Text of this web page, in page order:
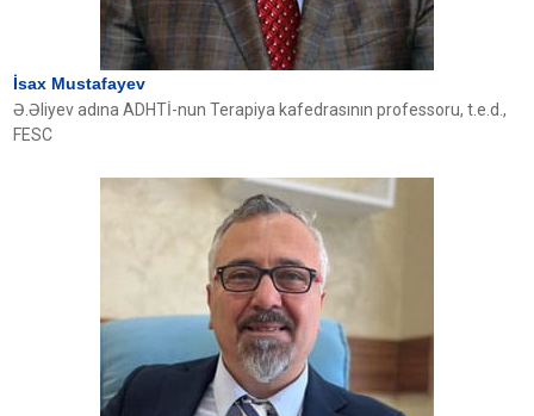
İsax Mustafayev
Ə.Əliyev adına ADHTİ-nun Terapiya kafedrasının professoru, t.e.d.,
FESC